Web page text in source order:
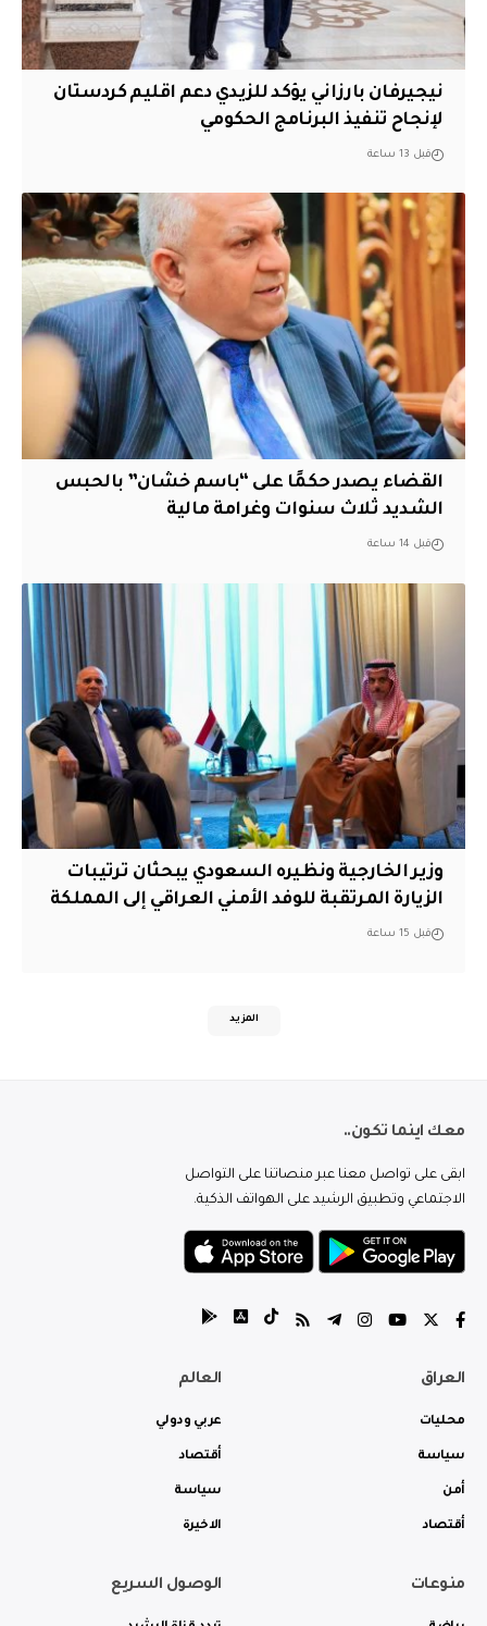
نيجيرفان بارزاني يؤكد للزيدي دعم اقليم ‏كردستان
لإنجاح تنفيذ البرنامج الحكومي
قبل 13 ساعة
القضاء يصدر حكمًا على “باسم خشان” بالحبس
الشديد ثلاث سنوات وغرامة مالية
قبل 14 ساعة
وزير الخارجية ونظيره السعودي يبحثان ترتيبات
الزيارة المرتقبة للوفد الأمني العراقي إلى المملكة
قبل 15 ساعة
المزيد
معك اينما تكون..
ابقى على تواصل معنا عبر منصاتنا على التواصل
الاجتماعي وتطبيق الرشيد على الهواتف الذكية.
العراق
محليات
سياسة
أمن
أقتصاد
العالم
عربي ودولي
أقتصاد
سياسة
الاخيرة
منوعات الوصول السريع